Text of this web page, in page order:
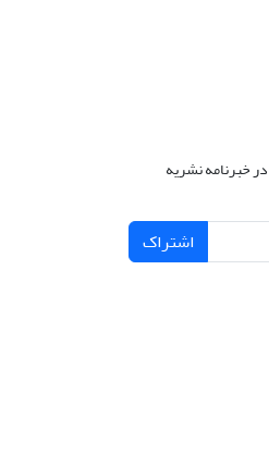
خبرنامه نشریه
اشتراک